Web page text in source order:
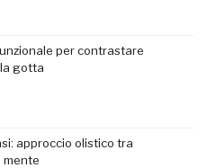
per contrastare
gotta
approccio olistico tra
mente